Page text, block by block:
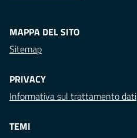
MAPPA DEL SITO
Sitemap
PRIVACY
Informativa sul trattamento dati
TEMI